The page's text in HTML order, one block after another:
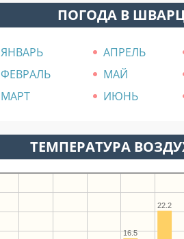
ПОГОДА В
ЯНВАРЬ АПРЕЛЬ
ФЕВРАЛЬ
МАЙ
МАРТ
ИЮНЬ
ТЕМПЕРАТУРА
22.2
16.5